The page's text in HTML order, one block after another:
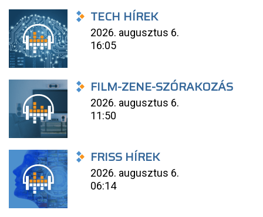
TECH HÍREK
2026. augusztus 6.
16:05
FILM-ZENE-SZÓRAKOZÁS
2026. augusztus 6.
11:50
FRISS HÍREK
2026. augusztus 6.
06:14